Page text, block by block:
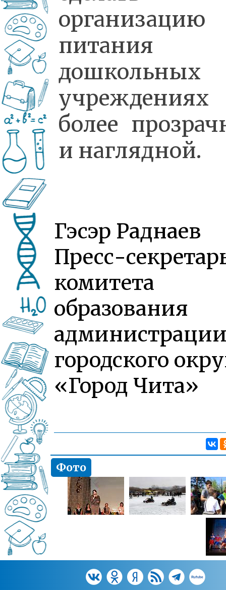
организацию
дошкольных
учреждениях
более
и наглядной.
Гэсэр Раднаев
Пресс-
комитета
образования
городского
«Город Чита»
Фото